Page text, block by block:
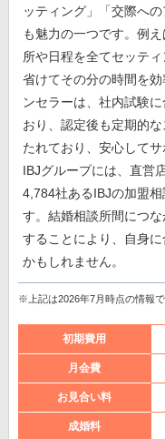
ッティング」「交際へ
も魅力の一つです。例
所や日程を全てセッテ
省けてその分の時間を
ンセラーは、社内試験
おり、認定後も定期的
たれており、安心して
IBJグループには、直営
4,784社あるIBJの加盟
す。結婚相談所間につ
することにより、自身
かもしれません。
※上記は2026年7月時点の情報で
初期費用
月会費
お見合い料
成婚料